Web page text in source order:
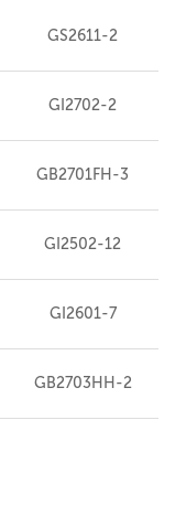
GS2611-2
GI2702-2
GB2701FH-3
GI2502-12
GI2601-7
GB2703HH-2